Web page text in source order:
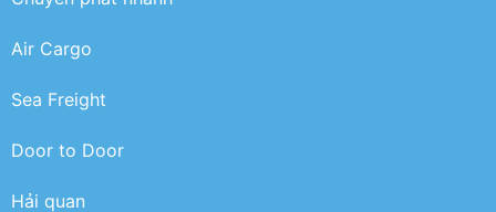
Air Cargo
Sea Freight
Door to Door
Hải quan